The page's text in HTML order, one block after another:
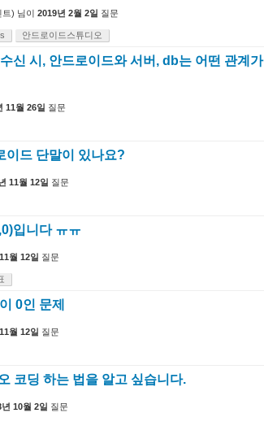
트) 님이 2019년 2월 2일 질문
안드로이드스튜디오
신 시, 안드로이드와 서버, db는 어떤 관계가
11월 26일 질문
이드 단말이 있나요?
11월 12일 질문
입니다 ㅠㅠ
월 12일 질문
0인 문제
월 12일 질문
코딩 하는 법을 알고 싶습니다.
10월 2일 질문